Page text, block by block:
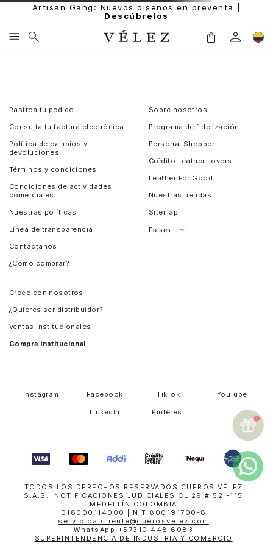
Artisan Gang: Nuevos diseños en preventa |
Descúbrelos
Rastrea tu pedido
Consulta tu factura electrónica
Política de cambios y
devoluciones
Términos y condiciones
Condiciones de actividades
comerciales
Nuestras políticas
Línea de transparencia
Contáctanos
¿Cómo comprar?
Sobre nosotros
Programa de fidelización
Personal Shopper
Crédito Leather Lovers
Leather For Good
Nuestras tiendas
Sitemap
Países
Crece con nosotros
¿Quieres ser distribuidor?
Ventas Institucionales
Compra institucional
Instagram Facebook TikTok YouTube
LinkedIn Pinterest
TODOS LOS DERECHOS RESERVADOS CUEROS VÉLEZ
S.A.S. NOTIFICACIONES JUDICIALES CL 29 # 52 -115
MEDELLÍN COLOMBIA
018000114000
| NIT 800191700-8
servicioalcliente@cuerosvelez.com
WhatsApp +57310 448 6083
SUPERINTENDENCIA DE INDUSTRIA Y COMERCIO